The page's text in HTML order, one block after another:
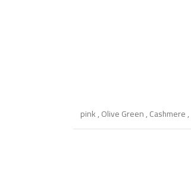
pink,Olive Green,Cashmere,